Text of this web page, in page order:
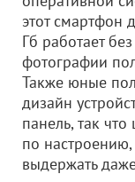
этот смартфон
Гб работает
фотографии
Также юные
дизайн
панель, так
по
выдержать